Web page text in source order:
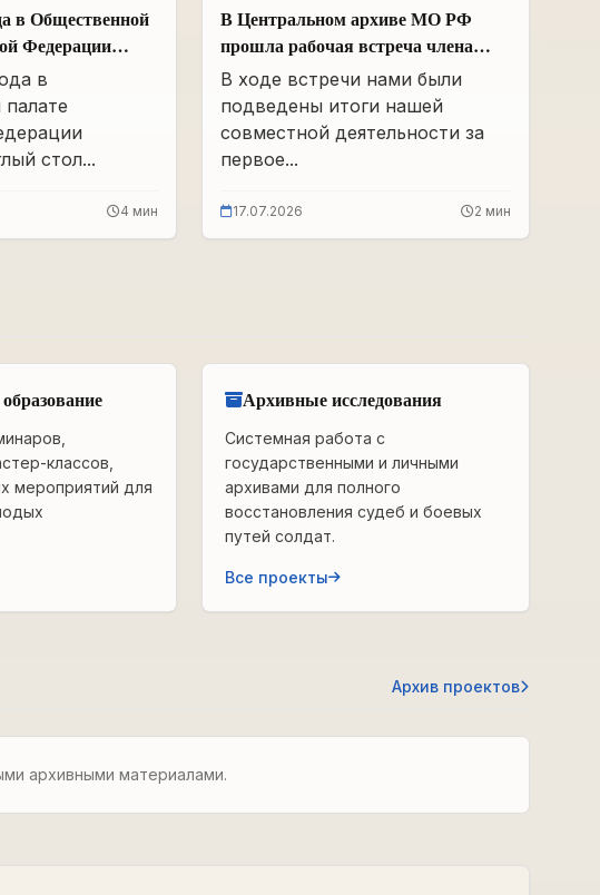
в Общественной
Федерации
стол
о Героях
и
в
стол...
4 мин
В Центральном архиве МО РФ
прошла рабочая встреча члена
Общественной палаты РФ и ЧР –
Руководителя Регионального
отделения «Поисковое движение
России» в ЧР Иса Сардалов с
Дмитриевичем Панковым
В ходе встречи нами были
подведены итоги нашей
совместной деятельности за
первое...
17.07.2026 2 мин
классов,
мероприятий для
Архивные исследования
Системная работа с
государственными и личными
архивами для полного
восстановления судеб и боевых
путей солдат.
Все проекты
Архив проектов
архивными материалами.